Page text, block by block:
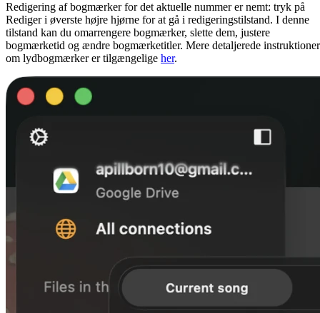
Redigering af bogmærker for det aktuelle nummer er nemt: tryk på
Rediger i øverste højre hjørne for at gå i redigeringstilstand. I denne
tilstand kan du omarrengere bogmærker, slette dem, justere
bogmærketid og ændre bogmærketitler. Mere detaljerede instruktioner
om lydbogmærker er tilgængelige her.